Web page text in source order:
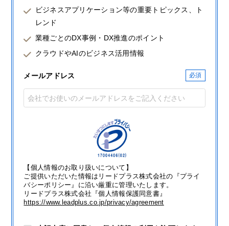
ビジネスアプリケーション等の重要トピックス、ト
レンド
業種ごとのDX事例・DX推進のポイント
クラウドやAIのビジネス活用情報
メールアドレス
【個人情報のお取り扱いについて】
ご提供いただいた情報はリードプラス株式会社の『プライ
バシーポリシー』に沿い厳重に管理いたします。
リードプラス株式会社『個人情報保護同意書』
https://www.leadplus.co.jp/privacy/agreement